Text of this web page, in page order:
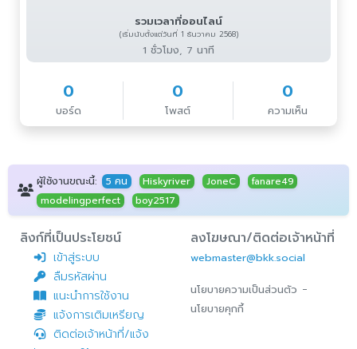
รวมเวลาที่ออนไลน์
(เริ่มนับตั้งแต่วันที่ 1 ธันวาคม 2568)
1 ชั่วโมง, 7 นาที
0
บอร์ด
0
โพสต์
0
ความเห็น
ผู้ใช้งานขณะนี้: 5 คน Hiskyriver JoneC
fanare49
modelingperfect
boy2517
ลิงก์ที่เป็นประโยชน์
เข้าสู่ระบบ
ลืมรหัสผ่าน
แนะนำการใช้งาน
แจ้งการเติมเหรียญ
ติดต่อเจ้าหน้าที่/แจ้ง
ลงโฆษณา/ติดต่อเจ้าหน้าที่
webmaster@bkk.social
นโยบายความเป็นส่วนตัว -
นโยบายคุกกี้